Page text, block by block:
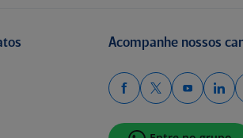
Acompanhe nossos